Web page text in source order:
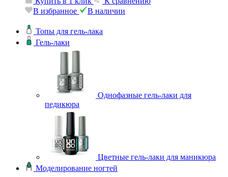
Купить в 1 клик
К сравнению
Топы для гель-лака
Гель-лаки
Однофазные гель-лаки для
педикюра
Цветные гель-лаки для маникюра
Моделирование ногтей